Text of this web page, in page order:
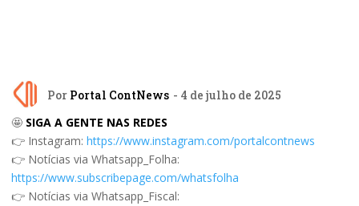
Por Portal ContNews - 4 de julho de 2025
🤩 SIGA A GENTE NAS REDES
👉 Instagram: https://www.instagram.com/portalcontnews
👉 Notícias via Whatsapp_Folha:
https://www.subscribepage.com/whatsfolha
👉 Notícias via Whatsapp_Fiscal: